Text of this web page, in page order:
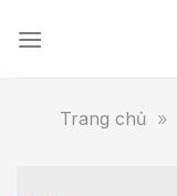
Trang chủ »